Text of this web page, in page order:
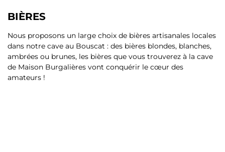
BIÈRES
Nous proposons un large choix de bières artisanales locales
dans notre cave au Bouscat : des bières blondes, blanches,
ambrées ou brunes, les bières que vous trouverez à la cave
de Maison Burgalières vont conquérir le cœur des
amateurs !